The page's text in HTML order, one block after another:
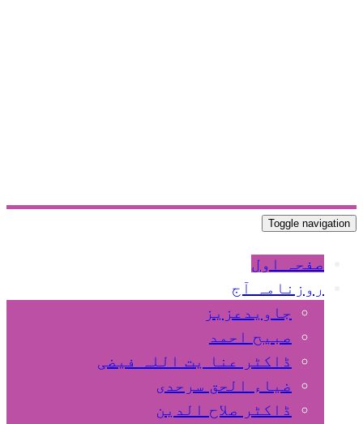
Toggle navigation
صفحہ اول
روزنامہ آج
جاویدعزیز
صبیح احمد
ڈاکٹر عنا یت اللہ فیضی
ضیاء الحق سرحدی
ڈاکٹر صلاح الدین